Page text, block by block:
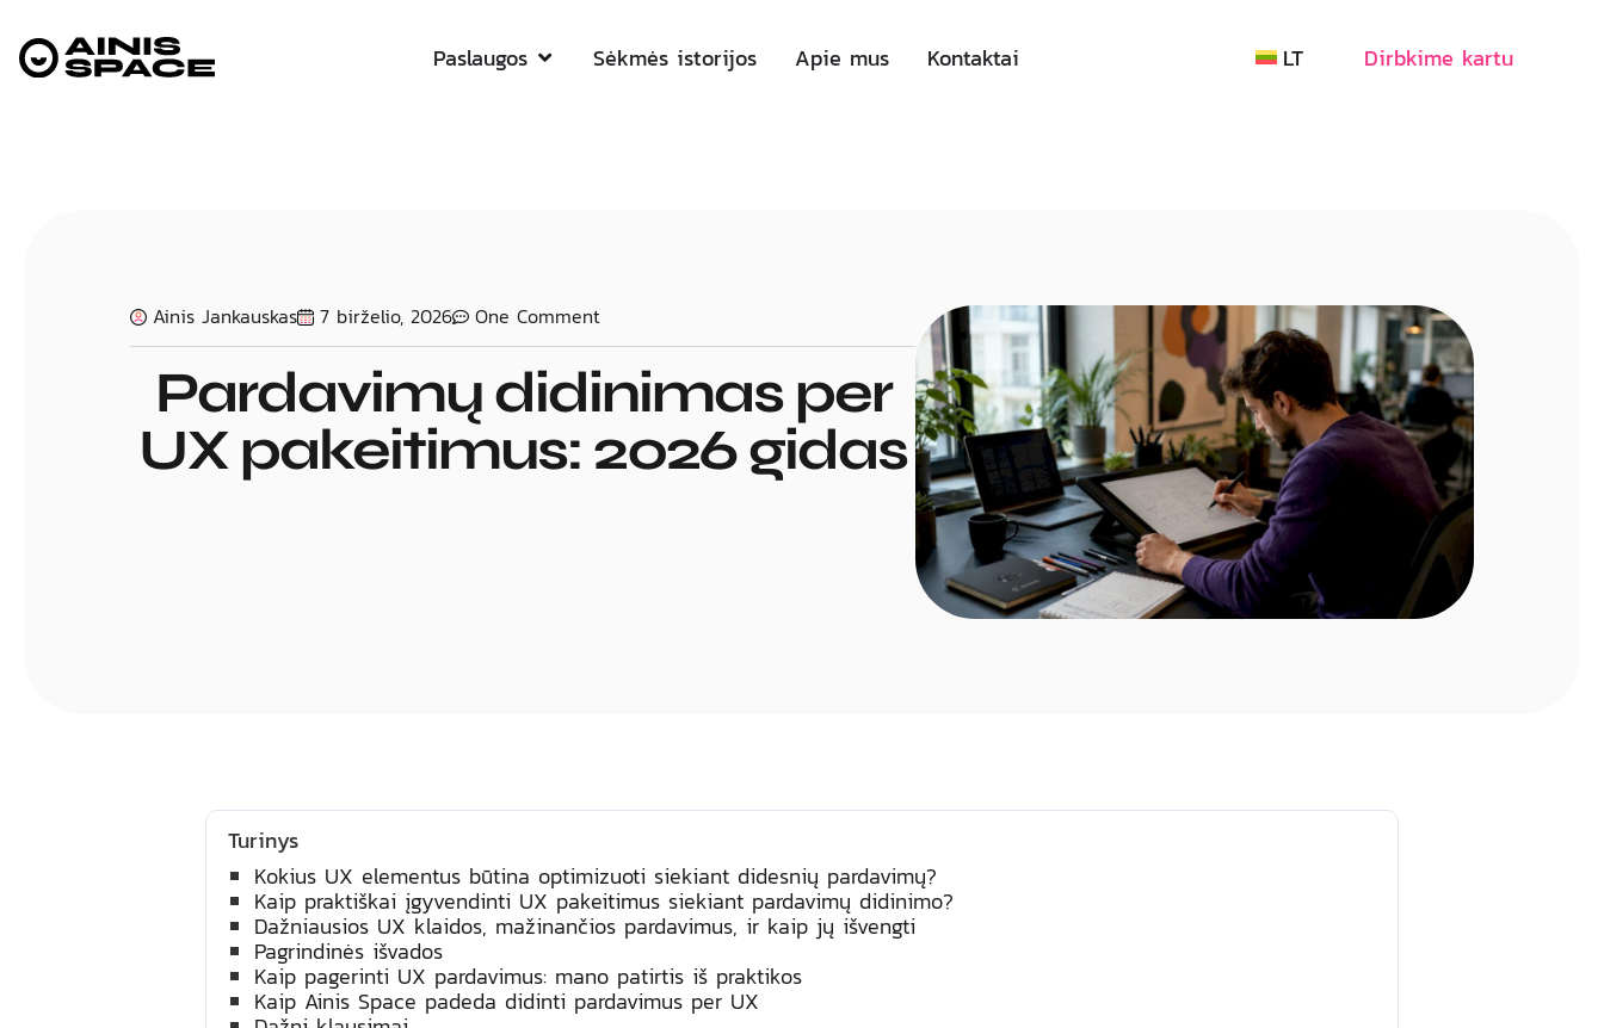
Paslaugos Sėkmės istorijos Apie mus Kontaktai LT Dirbkime kartu
Ainis Jankauskas 7 birželio, 2026 One Comment
Pardavimų didinimas per
UX pakeitimus: 2026 gidas
Turinys
Kokius UX elementus būtina optimizuoti siekiant didesnių pardavimų?
Kaip praktiškai įgyvendinti UX pakeitimus siekiant pardavimų didinimo?
Dažniausios UX klaidos, mažinančios pardavimus, ir kaip jų išvengti
Pagrindinės išvados
Kaip pagerinti UX pardavimus: mano patirtis iš praktikos
Kaip Ainis Space padeda didinti pardavimus per UX